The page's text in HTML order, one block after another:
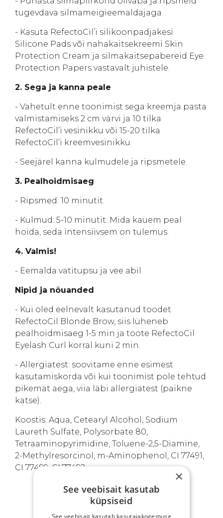
tugevdava silmameigieemaldajaga
- Kasuta RefectoCil’i silikoonpadjakesi
Silicone Pads või nahakaitsekreemi Skin
Protection Cream ja silmakaitsepabereid Eye
Protection Papers vastavalt juhistele.
2. Sega ja kanna peale
- Vahetult enne toonimist sega kreemja pasta
valmistamiseks 2 cm värvi ja 10 tilka
RefectoCil’i vesinikku või 15-20 tilka
RefectoCil’i kreemvesinikku.
- Seejärel kanna kulmudele ja ripsmetele.
3. Pealhoidmisaeg
- Ripsmed: 10 minutit.
- Kulmud: 5-10 minutit. Mida kauem peal
hoida, seda intensiivsem on tulemus.
4. Valmis!
- Eemalda vatitupsu ja vee abil.
Nipid ja nõuanded
- Kui oled eelnevalt kasutanud toodet
RefectoCil Blonde Brow, siis lüheneb
pealhoidmisaeg 1-5 min ja toote RefectoCil
Eyelash Curl korral kuni 2 min.
- Allergiatest: soovitame enne esimest
kasutamiskorda või kui toonimist pole tehtud
pikemat aega, viia läbi allergiatest (paikne
katse).
Koostis: Aqua, Cetearyl Alcohol, Sodium
Laureth Sulfate, Polysorbate 80,
Tetraaminopyrimidine, Toluene-2,5-Diamine,
2-Methylresorcinol, m-Aminophenol, CI 77491,
CI 77499, CI 77492.
SINU EELISED
×
See veebisait kasutab
küpsiseid
See veebisait kasutab kasutajakogemuse